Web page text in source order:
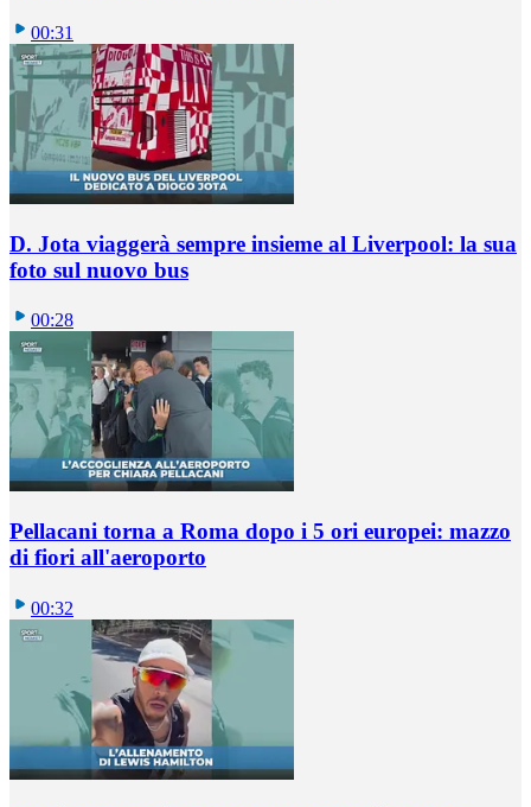
00:31
D. Jota viaggerà sempre insieme al Liverpool: la sua
foto sul nuovo bus
00:28
Pellacani torna a Roma dopo i 5 ori europei: mazzo
di fiori all'aeroporto
00:32